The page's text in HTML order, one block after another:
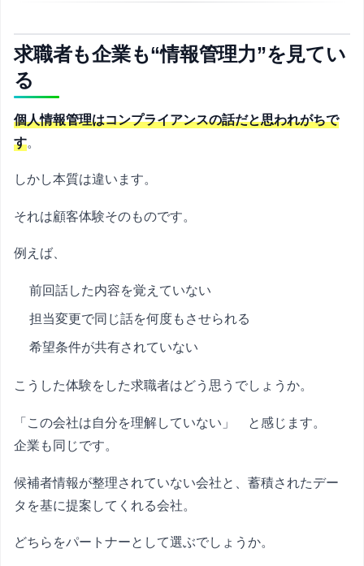
求職者も企業も“情報管理力”を見てい
る
個人情報管理はコンプライアンスの話だと思われがちで
す。
しかし本質は違います。
それは顧客体験そのものです。
例えば、
前回話した内容を覚えていない
担当変更で同じ話を何度もさせられる
希望条件が共有されていない
こうした体験をした求職者はどう思うでしょうか。
「この会社は自分を理解していない」 と感じます。
企業も同じです。
候補者情報が整理されていない会社と、蓄積されたデー
タを基に提案してくれる会社。
どちらをパートナーとして選ぶでしょうか。